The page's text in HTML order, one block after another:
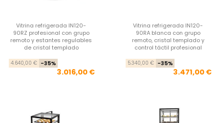
Vitrina refrigerada IN120-
90RZ profesional con grupo
remoto y estantes regulables
de cristal templado
Precio base
4.640,00 € -35%
3.016,00 €
Vitrina refrigerada IN120-
90RA blanca con grupo
remoto, cristal templado y
control táctil profesional
5.340,00 € -35%
3.471,00 €